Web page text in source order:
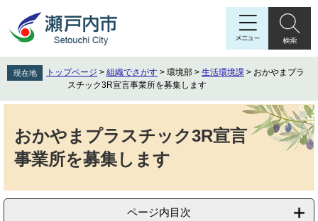
先
頭
を
飛
現在地 トップページ > 組織でさがす > 環境部 > 生活環境課 > おかやまプラ
スチック3R宣言事業所を募集します
おかやまプラスチック3R宣言
事業所を募集します
ページ内目次